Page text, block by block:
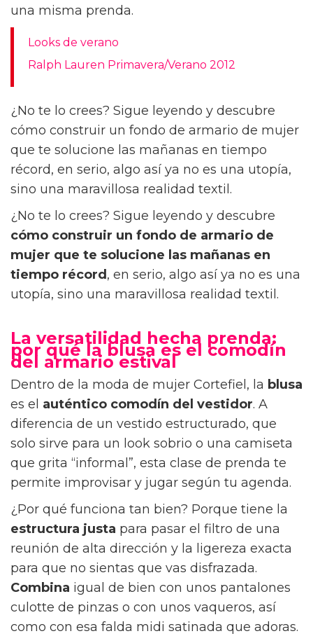
una misma prenda.
Looks de verano
Ralph Lauren Primavera/Verano 2012
¿No te lo crees? Sigue leyendo y descubre
cómo construir un fondo de armario de mujer
que te solucione las mañanas en tiempo
récord, en serio, algo así ya no es una utopía,
sino una maravillosa realidad textil.
¿No te lo crees? Sigue leyendo y descubre
cómo construir un fondo de armario de
mujer que te solucione las mañanas en
tiempo récord , en serio, algo así ya no es una
utopía, sino una maravillosa realidad textil.
La versatilidad hecha prenda:
por qué la blusa es el comodín
del armario estival
Dentro de la moda de mujer Cortefiel, la blusa
es el auténtico comodín del vestidor. A
diferencia de un vestido estructurado, que
solo sirve para un look sobrio o una camiseta
que grita “informal”, esta clase de prenda te
permite improvisar y jugar según tu agenda.
¿Por qué funciona tan bien? Porque tiene la
estructura justa para pasar el filtro de una
reunión de alta dirección y la ligereza exacta
para que no sientas que vas disfrazada.
Combina igual de bien con unos pantalones
culotte de pinzas o con unos vaqueros, así
como con esa falda midi satinada que adoras.